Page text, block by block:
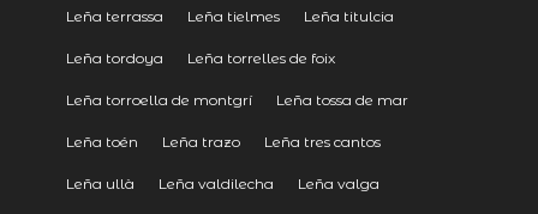
Leña terrassa Leña tielmes Leña titulcia
Leña tordoya Leña torrelles de foix
Leña torroella de montgrí Leña tossa de mar
Leña toén Leña trazo Leña tres cantos
Leña ullà Leña valdilecha Leña valga